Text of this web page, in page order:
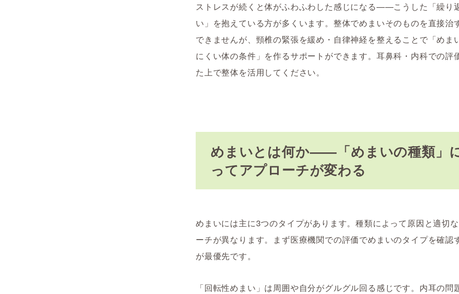
ストレスが続くと体がふわふわした感じになる——こうした「繰り
い」を抱えている方が多くいます。整体でめまいそのものを直接治
できませんが、頸椎の緊張を緩め・自律神経を整えることで「めま
にくい体の条件」を作るサポートができます。耳鼻科・内科での評
た上で整体を活用してください。
めまいとは何か——「めまいの種類」
ってアプローチが変わる
めまいには主に3つのタイプがあります。種類によって原因と適切
ーチが異なります。まず医療機関での評価でめまいのタイプを確認
が最優先です。
「回転性めまい」は周囲や自分がグルグル回る感じです。内耳の問